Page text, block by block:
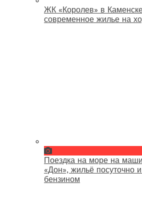
ЖК «Королев» в
современное жилье на
Поездка на море на
«Дон», жильё посуточно
бензином